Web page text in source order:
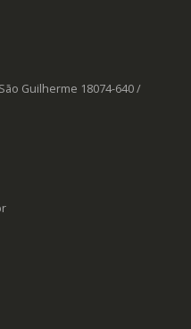
Guilherme 18074-640/